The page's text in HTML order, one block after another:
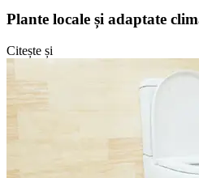
Plante locale și adaptate
Citește și